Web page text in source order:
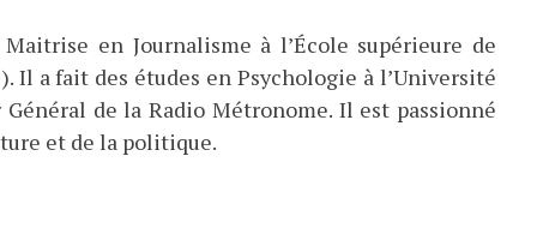
en Journalisme à l’École supérieure de
Il a fait des études en Psychologie à l’Université
de la Radio Métronome. Il est passionné
et de la politique.